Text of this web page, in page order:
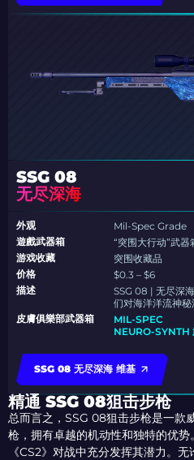
SSG 08
无尽深海
外观
Mil-Spec Grade
遊戲武器箱
“突围大行动”武器
游戏收藏
突围收藏品
价格
$0.3 – $6
描述
SSG 08 | 无尽深
们对海洋洋流神秘
皮膚俱樂部武器箱
MIL-SPEC
NEURO-SYNTH
SSG 08 无尽深海 维基
精通 SSG 08狙击步枪
总而言之，SSG 08狙击步枪是一款
枪，拥有卓越的机动性和独特的优
《CS2》对战中充分发挥其潜力。